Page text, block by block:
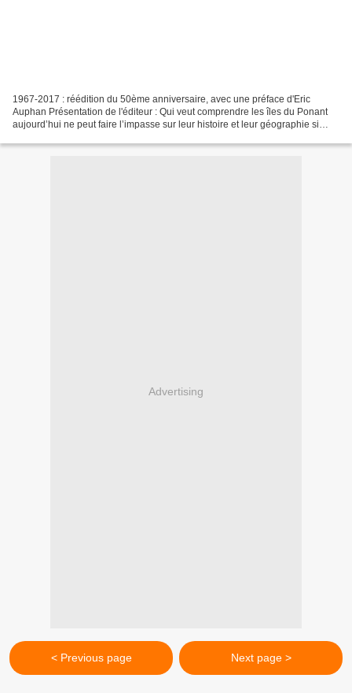
1967-2017 : réédition du 50ème anniversaire, avec une préface d'Eric
Auphan Présentation de l'éditeur : Qui veut comprendre les îles du Ponant
aujourd’hui ne peut faire l’impasse sur leur histoire et leur géographie si
Advertising
< Previous page Next page >